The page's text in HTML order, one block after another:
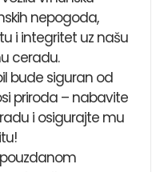
nepogoda,
i integritet uz našu
ceradu.
bude siguran od
priroda – nabavite
i osigurajte mu